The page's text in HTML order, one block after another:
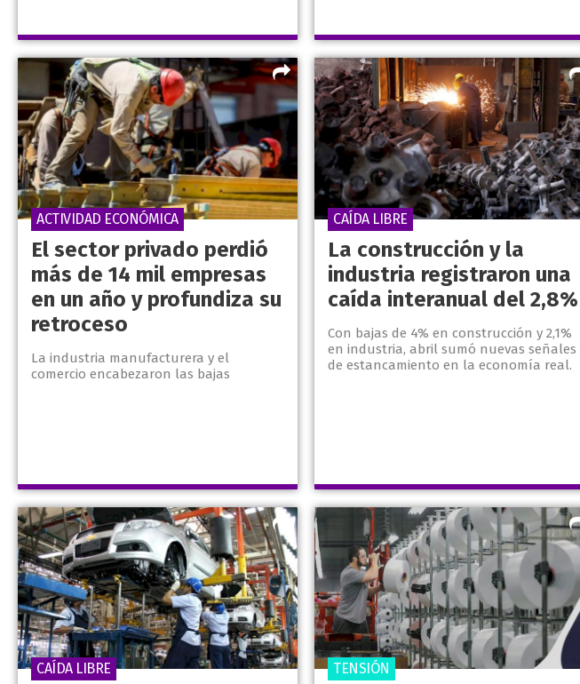
El sector privado perdió
más de 14 mil empresas
en un año y profundiza su
retroceso
La industria manufacturera y el
comercio encabezaron las bajas
ACTIVIDAD ECONÓMICA
La construcción y la
industria registraron una
caída interanual del 2,8%
Con bajas de 4% en construcción y 2,1%
en industria, abril sumó nuevas señales
de estancamiento en la economía real.
CAÍDA LIBRE
CAÍDA LIBRE TENSIÓN